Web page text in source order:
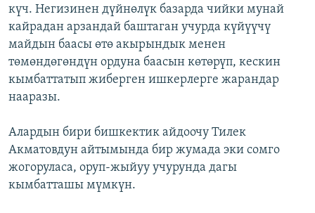
күч. Негизинен дүйнөлүк базарда чийки мунай
кайрадан арзандай баштаган учурда күйүүчү
майдын баасы өтө акырындык менен
төмөндөгөндүн ордуна баасын көтөрүп, кескин
кымбаттатып жиберген ишкерлерге жарандар
нааразы.
Алардын бири бишкектик айдоочу Тилек
Акматовдун айтымында бир жумада эки сомго
жогоруласа, оруп-жыйуу учурунда дагы
кымбатташы мүмкүн.